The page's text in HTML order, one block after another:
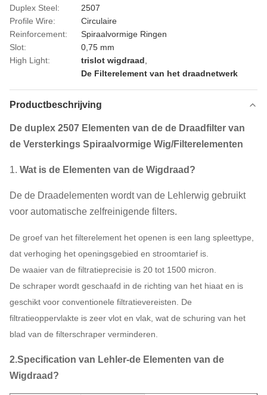
Duplex Steel:
2507
Profile Wire:
Circulaire
Reinforcement:
Spiraalvormige Ringen
Slot:
0,75 mm
High Light:
trislot wigdraad
De Filterelement van het draadnetwerk
Productbeschrijving
De duplex 2507 Elementen van de de Draadfilter van
de Versterkings Spiraalvormige Wig/Filterelementen
1. Wat is de Elementen van de Wigdraad?
De de Draadelementen wordt van de Lehlerwig gebruikt
voor automatische zelfreinigende filters.
De groef van het filterelement het openen is een lang spleettype,
dat verhoging het openingsgebied en stroomtarief is.
De waaier van de filtratieprecisie is 20 tot 1500 micron.
De schraper wordt geschaafd in de richting van het hiaat en is
geschikt voor conventionele filtratievereisten. De
filtratieoppervlakte is zeer vlot en vlak, wat de schuring van het
blad van de filterschraper verminderen.
2.Specification van Lehler-de Elementen van de
Wigdraad?